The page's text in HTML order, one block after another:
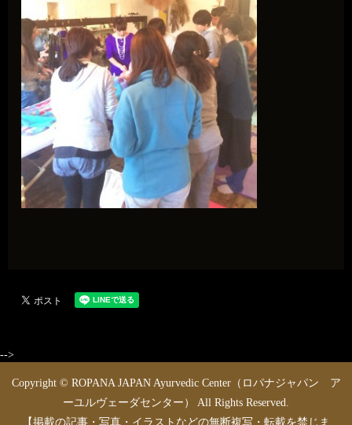
-->
Copyright © ROPANA JAPAN Ayurvedic Center（ロパナジャパン ア
ーユルヴェーダセンター） All Rights Reserved.
【掲載の記事・写真・イラストなどの無断複写・転載を禁じま